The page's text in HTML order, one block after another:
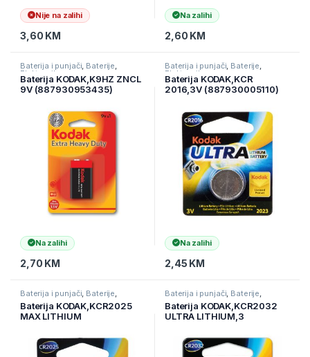
Nije na zalihi
3,60 KM
Na zalihi
2,60 KM
Baterija i punjači, Baterije,
Elektronika
Baterija KODAK,K9HZ ZNCL
9V (887930953435)
Na zalihi
2,70 KM
Baterija i punjači, Baterije,
Elektronika
Baterija KODAK,KCR
2016,3V (887930005110)
Na zalihi
2,45 KM
Baterija i punjači Baterije
Elektronika
Baterija KODAK,KCR2025
MAX LITHIUM
Baterija i punjači Baterije
Elektronika
Baterija KODAK,KCR2032
ULTRA LITHIUM,3